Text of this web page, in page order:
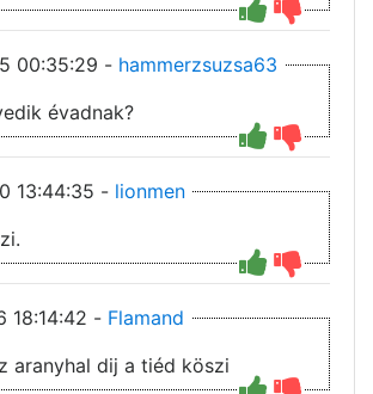
00:35:29 - hammerzsuzsa63
évadnak?
13:44:35 - lionmen
18:14:42 - Flamand
nagyhoho az aranyhal dij a tiéd köszi